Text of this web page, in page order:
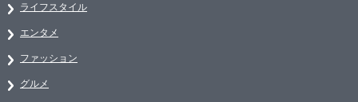
ライフスタイル
エンタメ
ファッション
グルメ